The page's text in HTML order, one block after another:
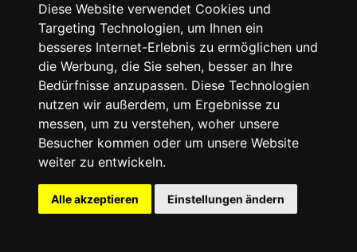
Diese Website verwendet Cookies und
Targeting Technologien, um Ihnen ein
besseres Internet-Erlebnis zu ermöglichen und
die Werbung, die Sie sehen, besser an Ihre
Bedürfnisse anzupassen. Diese Technologien
nutzen wir außerdem, um Ergebnisse zu
messen, um zu verstehen, woher unsere
Besucher kommen oder um unsere Website
weiter zu entwickeln.
Alle akzeptieren Einstellungen ändern